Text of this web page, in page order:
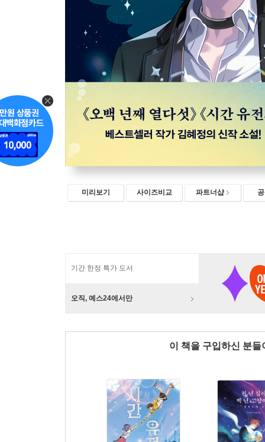
미리보기 사이즈비교 파트너샵
기간 한정 특가 도서
오직, 예스24에서만
이 책을 구입하신 분